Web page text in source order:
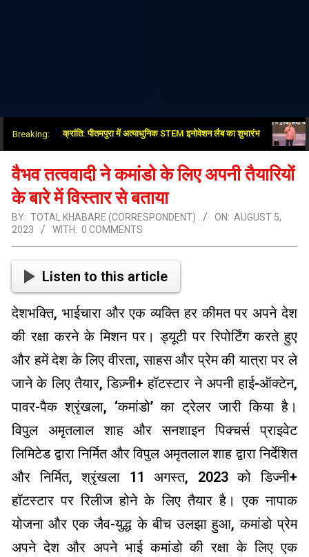
Breaking:
क्षेत्र में नई क्रांति: पीतमपुरा में अत्याधुनिक STEM इनोवेशन लैब का शुभारंभ
वैभव तत्ववादी ने कमांडो के लिए अपनी तैयारियों
के बारे में विस्तार से बताया
BY: TOTAL KHABARE (CORRESPONDENT) ON: AUGUST 5,
2023
WITH: 0 COMMENTS
Listen to this article
देशभक्ति, भाईचारा और एक व्यक्ति हर कीमत पर अपने देश
की रक्षा करने के मिशन पर। ड्यूटी पर रिपोर्टिंग करते हुए
और हमें देश के लिए वीरता, साहस और प्रेम की यात्रा पर ले
जाने के लिए तैयार, डिज़्नी+ हॉटस्टार ने अपनी हाई-ऑक्टेन,
पावर-पैक श्रृंखला, ‘कमांडो’ का ट्रेलर जारी किया है।
विपुल अमृतलाल शाह और सनशाइन पिक्चर्स प्राइवेट
लिमिटेड द्वारा निर्मित और विपुल अमृतलाल शाह द्वारा निर्देशित
और निर्मित, श्रृंखला 11 अगस्त, 2023 को डिज्नी+
हॉटस्टार पर रिलीज होने के लिए तैयार है। एक नापाक
योजना और एक जैव-युद्ध के बीच उलझा हुआ, कमांडो प्रेम
अपने देश और अपने भाई कमांडो की रक्षा के लिए एक